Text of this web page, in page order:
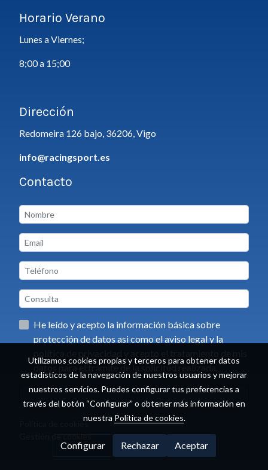
Horario Verano
Lunes a Viernes;
8;00 a 15;00
Dirección
Redomeira 126 bajo, 36206, Vigo
info@racingsport.es
Contacto
He leído y acepto la información básica sobre
protección de datos asi como el aviso legal y la
datos para el trámite de la solicitud realizada.
Enviar
Política de cookies
Utilizamos cookies propias y terceros para obtener datos
estadísticos de la navegación de nuestros usuarios y mejorar
nuestros servicios. Puedes configurar tus preferencias a
través del botón “Configurar” o obtener más información en
nuestra Política de cookies.
Configurar Rechazar Aceptar